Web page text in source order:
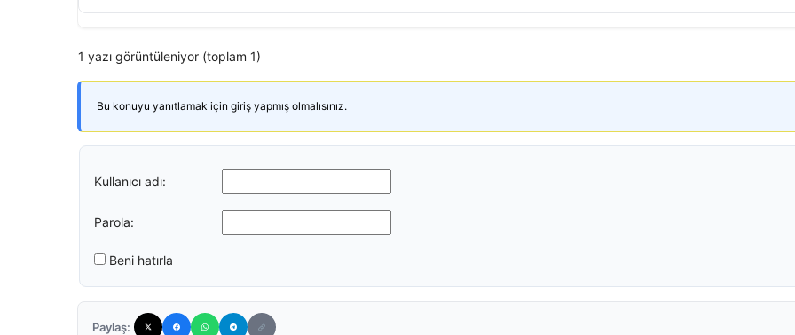
1 yazı görüntüleniyor (toplam 1)
Bu konuyu yanıtlamak için giriş yapmış olmalısınız.
Kullanıcı adı:
Parola:
Beni hatırla
Paylaş: